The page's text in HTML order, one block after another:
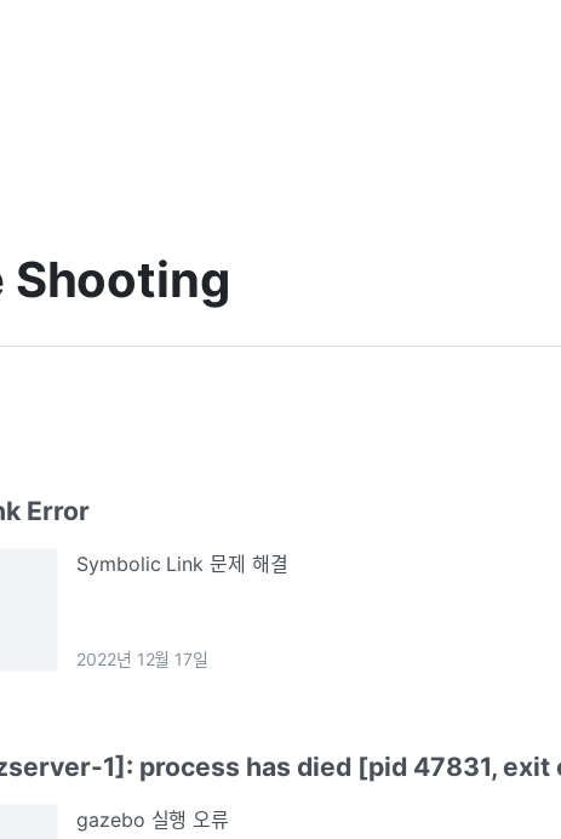
Shooting
Error
Symbolic Link 문제 해결
2022년 12월 17일
1]: process has died [pid 47831, exit
gazebo 실행 오류